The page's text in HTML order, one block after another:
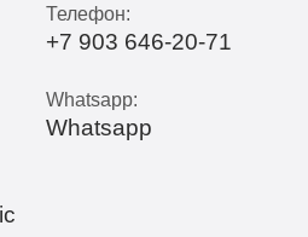
Телефон:
+7 903 646-20-71
Whatsapp:
Whatsapp